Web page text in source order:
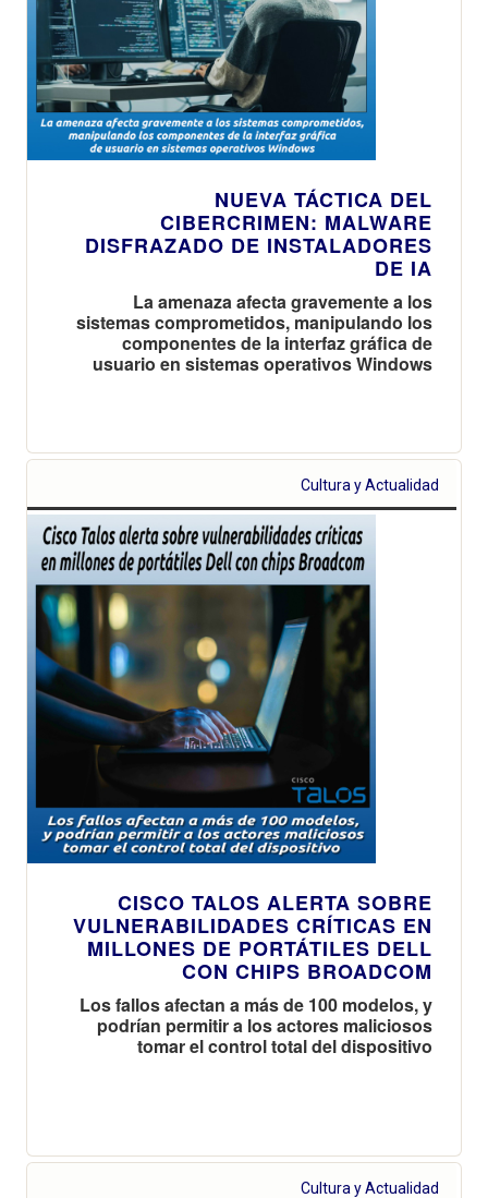
NUEVA TÁCTICA DEL
CIBERCRIMEN: MALWARE
DISFRAZADO DE INSTALADORES
DE IA
La amenaza afecta gravemente a los
sistemas comprometidos, manipulando los
componentes de la interfaz gráfica de
usuario en sistemas operativos Windows
Cultura y Actualidad
CISCO TALOS ALERTA SOBRE
VULNERABILIDADES CRÍTICAS EN
MILLONES DE PORTÁTILES DELL
CON CHIPS BROADCOM
Los fallos afectan a más de 100 modelos, y
podrían permitir a los actores maliciosos
tomar el control total del dispositivo
Cultura y Actualidad